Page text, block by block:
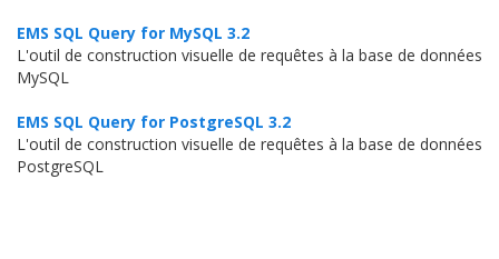
EMS SQL Query for MySQL 3.2
L'outil de construction visuelle de requêtes à la base de données
MySQL
EMS SQL Query for PostgreSQL 3.2
L'outil de construction visuelle de requêtes à la base de données
PostgreSQL